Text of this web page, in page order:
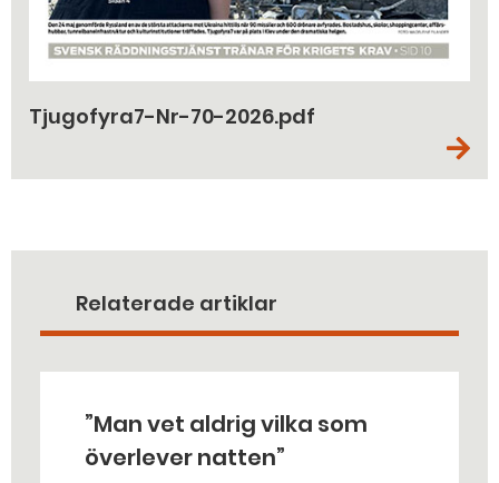
Tjugofyra7-Nr-70-2026.pdf
Relaterade artiklar
”Man vet aldrig vilka som
överlever natten”